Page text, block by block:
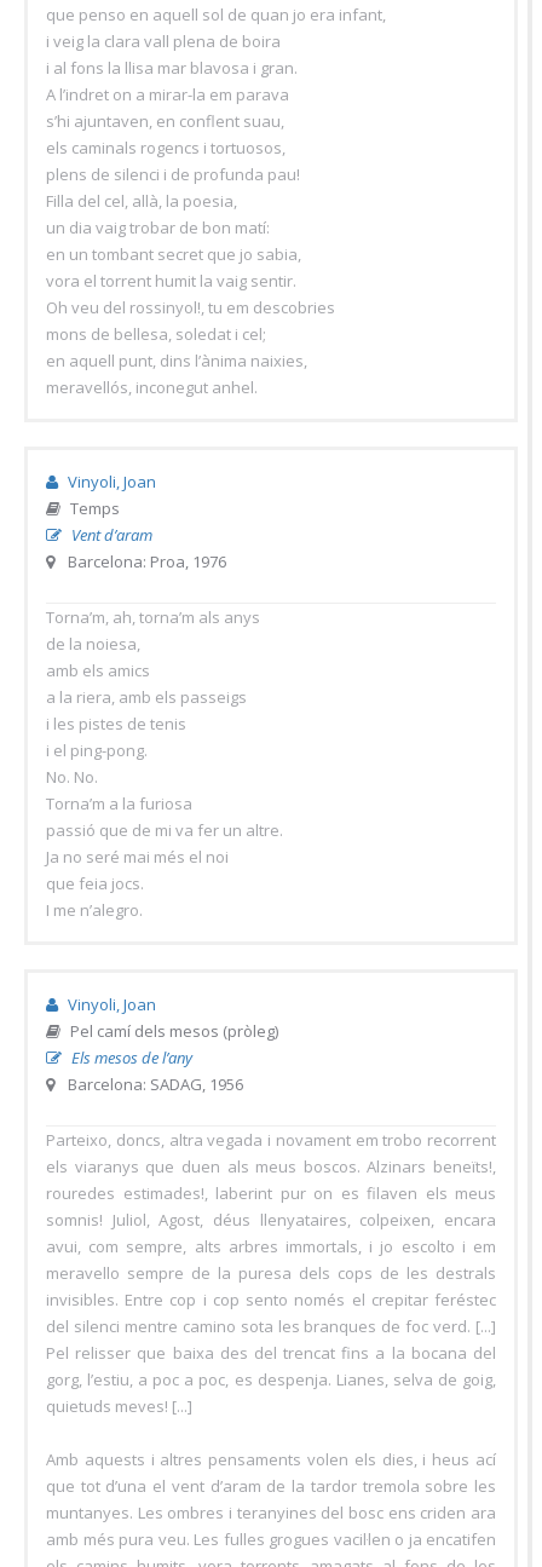
que penso en aquell sol de quan jo era infant,
i veig la clara vall plena de boira
i al fons la llisa mar blavosa i gran.
A l’indret on a mirar-la em parava
s’hi ajuntaven, en conflent suau,
els caminals rogencs i tortuosos,
plens de silenci i de profunda pau!
Filla del cel, allà, la poesia,
un dia vaig trobar de bon matí:
en un tombant secret que jo sabia,
vora el torrent humit la vaig sentir.
Oh veu del rossinyol!, tu em descobries
mons de bellesa, soledat i cel;
en aquell punt, dins l’ànima naixies,
meravellós, inconegut anhel.
Vinyoli, Joan
Temps
Vent d’aram
Barcelona: Proa, 1976
Torna’m, ah, torna’m als anys
de la noiesa,
amb els amics
a la riera, amb els passeigs
i les pistes de tenis
i el ping-pong.
No. No.
Torna’m a la furiosa
passió que de mi va fer un altre.
Ja no seré mai més el noi
que feia jocs.
I me n’alegro.
Vinyoli, Joan
Pel camí dels mesos (pròleg)
Els mesos de l’any
Barcelona: SADAG, 1956
Parteixo, doncs, altra vegada i novament em trobo recorrent
els viaranys que duen als meus boscos. Alzinars beneïts!,
rouredes estimades!, laberint pur on es filaven els meus
somnis! Juliol, Agost, déus llenyataires, colpeixen, encara
avui, com sempre, alts arbres immortals, i jo escolto i em
meravello sempre de la puresa dels cops de les destrals
invisibles. Entre cop i cop sento només el crepitar feréstec
del silenci mentre camino sota les branques de foc verd. [...]
Pel relisser que baixa des del trencat fins a la bocana del
gorg, l’estiu, a poc a poc, es despenja. Lianes, selva de goig,
quietuds meves! [...]
Amb aquests i altres pensaments volen els dies, i heus ací
que tot d’una el vent d’aram de la tardor tremola sobre les
muntanyes. Les ombres i teranyines del bosc ens criden ara
amb més pura veu. Les fulles grogues vacil·len o ja encatifen